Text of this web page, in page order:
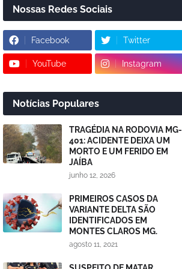
Nossas Redes Sociais
Facebook Twitter
YouTube Instagram
Notícias Populares
TRAGÉDIA NA RODOVIA MG-
401: ACIDENTE DEIXA UM
MORTO E UM FERIDO EM
JAÍBA
junho 12, 2026
PRIMEIROS CASOS DA
VARIANTE DELTA SÃO
IDENTIFICADOS EM
MONTES CLAROS MG.
agosto 11, 2021